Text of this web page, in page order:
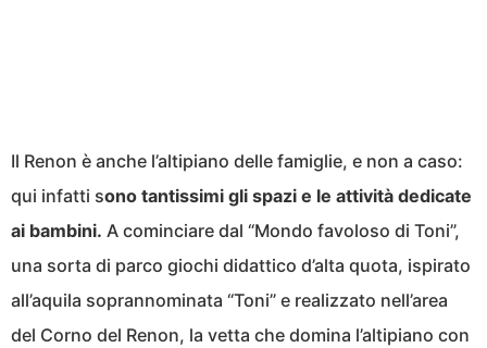
Il Renon è anche l’altipiano delle famiglie, e non a caso:
qui infatti sono tantissimi gli spazi e le attività dedicate
ai bambini. A cominciare dal “Mondo favoloso di Toni”,
una sorta di parco giochi didattico d’alta quota, ispirato
all’aquila soprannominata “Toni” e realizzato nell’area
del Corno del Renon, la vetta che domina l’altipiano con